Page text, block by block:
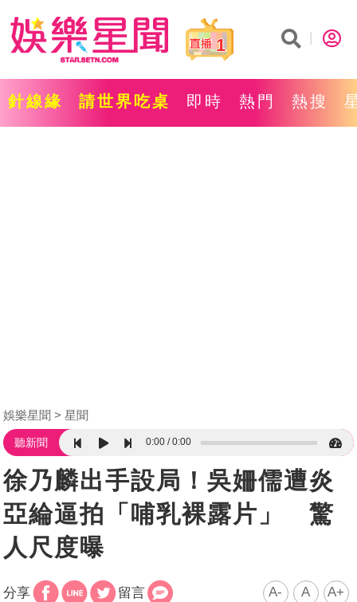
1
針線緣 請世界吃桌 即時 熱門 熱搜
娛樂星聞 星聞
聽新聞 0:00 0:00
徐乃麟出手設局！吳姍儒遭炎
亞綸逼拍「哺乳裸露片」 驚
人尺度曝
分享 留言 A- A A+